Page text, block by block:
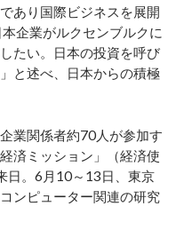
あり国際ビジネスを展開
企業がルクセンブルクに
たい。日本の投資を呼び
と述べ、日本からの積極
業関係者約70人が参加す
済ミッション」（経済使
日。6月10～13日、東京
ンピューター関連の研究